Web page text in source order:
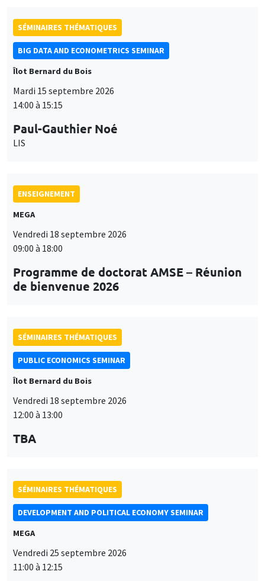
SÉMINAIRES THÉMATIQUES
BIG DATA AND ECONOMETRICS SEMINAR
Îlot Bernard du Bois
Mardi 15 septembre 2026
14:00 à 15:15
Paul-Gauthier Noé
LIS
ENSEIGNEMENT
MEGA
Vendredi 18 septembre 2026
09:00 à 18:00
Programme de doctorat AMSE – Réunion
de bienvenue 2026
SÉMINAIRES THÉMATIQUES
PUBLIC ECONOMICS SEMINAR
Îlot Bernard du Bois
Vendredi 18 septembre 2026
12:00 à 13:00
TBA
SÉMINAIRES THÉMATIQUES
DEVELOPMENT AND POLITICAL ECONOMY SEMINAR
MEGA
Vendredi 25 septembre 2026
11:00 à 12:15